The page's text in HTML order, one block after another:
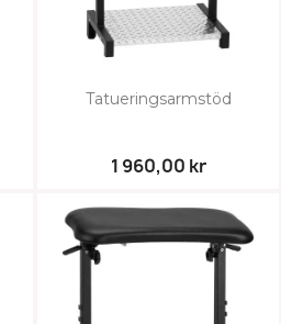
Tatueringsarmstöd
1 960,00 kr